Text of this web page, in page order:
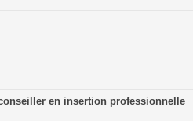
en insertion professionnelle